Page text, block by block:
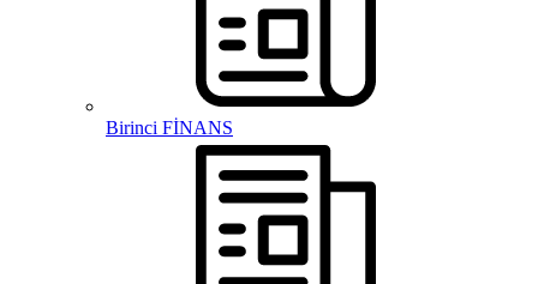
Birinci FİNANS